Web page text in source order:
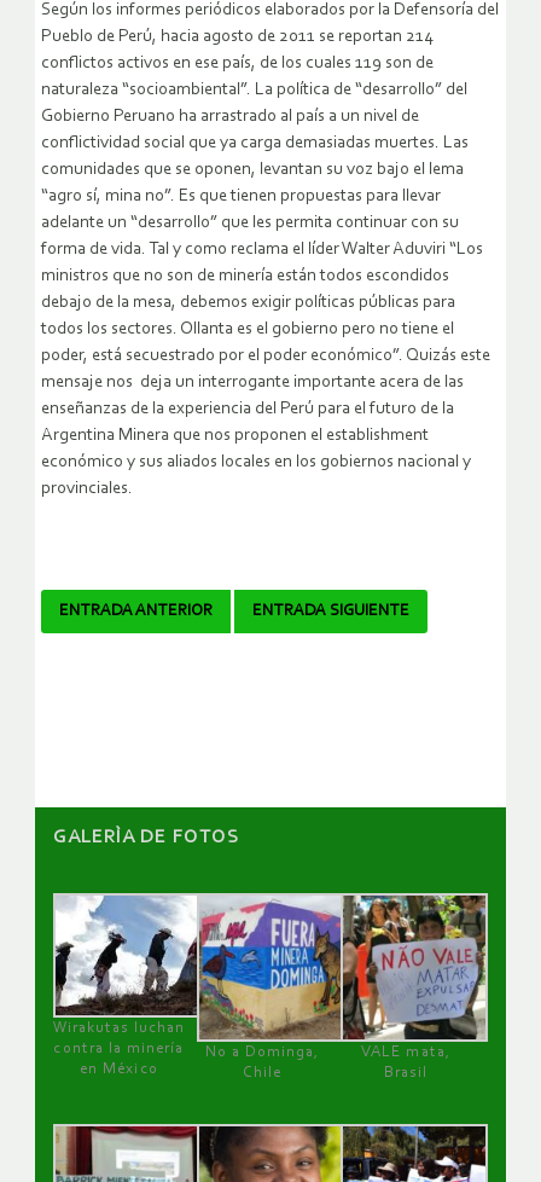
Según los informes periódicos elaborados por la Defensoría del
Pueblo de Perú, hacia agosto de 2011 se reportan 214
conflictos activos en ese país, de los cuales 119 son de
naturaleza “socioambiental”. La política de “desarrollo” del
Gobierno Peruano ha arrastrado al país a un nivel de
conflictividad social que ya carga demasiadas muertes. Las
comunidades que se oponen, levantan su voz bajo el lema
“agro sí, mina no”. Es que tienen propuestas para llevar
adelante un “desarrollo” que les permita continuar con su
forma de vida. Tal y como reclama el líder Walter Aduviri “Los
ministros que no son de minería están todos escondidos
debajo de la mesa, debemos exigir políticas públicas para
todos los sectores. Ollanta es el gobierno pero no tiene el
poder, está secuestrado por el poder económico”. Quizás este
mensaje nos deja un interrogante importante acera de las
enseñanzas de la experiencia del Perú para el futuro de la
Argentina Minera que nos proponen el establishment
económico y sus aliados locales en los gobiernos nacional y
provinciales.
Navegador
ENTRADA ANTERIOR ENTRADA SIGUIENTE
GALERÌA DE FOTOS
Wirakutas luchan
contra la minería
en México
No a Dominga,
Chile
VALE mata,
Brasil